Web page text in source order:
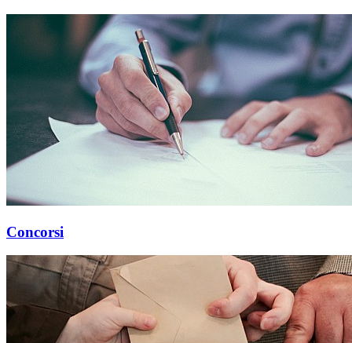
Concorsi